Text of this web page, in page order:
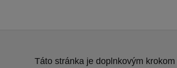
Táto stránka je doplnkovým